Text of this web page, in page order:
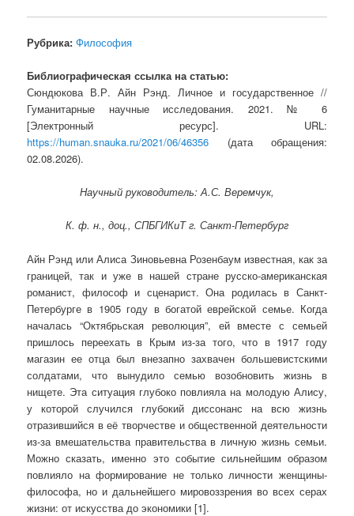
Рубрика: Философия
Библиографическая ссылка на статью:
Сюндюкова В.Р. Айн Рэнд. Личное и государственное //
Гуманитарные научные исследования. 2021. № 6
[Электронный ресурс]. URL:
https://human.snauka.ru/2021/06/46356 (дата обращения:
02.08.2026).
Научный руководитель: А.С. Веремчук,
К. ф. н., доц., СПБГИКиТ г. Санкт-Петербург
Айн Рэнд или Алиса Зиновьевна Розенбаум известная, как за
границей, так и уже в нашей стране русско-американская
романист, философ и сценарист. Она родилась в Санкт-
Петербурге в 1905 году в богатой еврейской семье. Когда
началась “Октябрьская революция”, ей вместе с семьей
пришлось переехать в Крым из-за того, что в 1917 году
магазин ее отца был внезапно захвачен большевистскими
солдатами, что вынудило семью возобновить жизнь в
нищете. Эта ситуация глубоко повлияла на молодую Алису,
у которой случился глубокий диссонанс на всю жизнь
отразившийся в её творчестве и общественной деятельности
из-за вмешательства правительства в личную жизнь семьи.
Можно сказать, именно это событие сильнейшим образом
повлияло на формирование не только личности женщины-
философа, но и дальнейшего мировоззрения во всех серах
жизни: от искусства до экономики [1].